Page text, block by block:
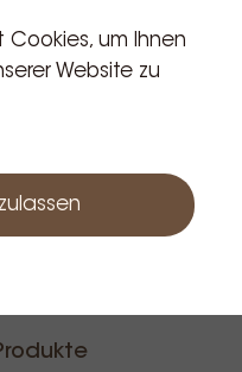
Cookies, um Ihnen
Website zu